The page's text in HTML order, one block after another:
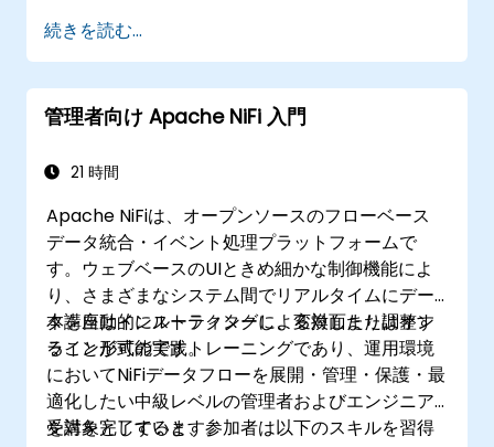
う
Apache Sparkとクラウドベースツールとの
連携を実現する
続きを読む...
管理者向け Apache NiFi 入門
21 時間
Apache NiFiは、オープンソースのフローベース
データ統合・イベント処理プラットフォームで
す。ウェブベースのUIときめ細かな制御機能によ
り、さまざまなシステム間でリアルタイムにデー
タを自動的にルーティングし、変換したり調整す
ることが可能です。
本講座はインストラクターによる対面またはオン
ライン形式の実践トレーニングであり、運用環境
においてNiFiデータフローを展開・管理・保護・最
適化したい中級レベルの管理者およびエンジニア
を対象としています。
受講を完了すると、参加者は以下のスキルを習得